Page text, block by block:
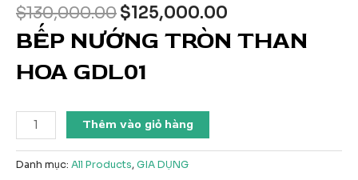
$130,000.00Giá
gốc
là:
$130,000.00.
$125,000.00
hiện
tại
BẾP NƯỚNG TRÒN THAN
HOA GDL01
BẾP
NƯỚNG
TRÒN
THAN
Thêm vào giỏ hàng
Danh mục: All Products,GIA DỤNG